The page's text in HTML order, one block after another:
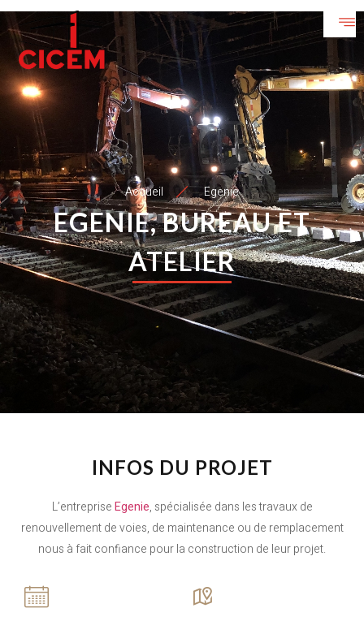
Accueil Egenie
EGENIE, BUREAU ET
ATELIER
INFOS DU PROJET
L’entrepriseEgenie, spécialisée dans les travaux de
renouvellement de voies, de maintenance ou de remplacement
nous à fait confiance pour la construction de leur projet.